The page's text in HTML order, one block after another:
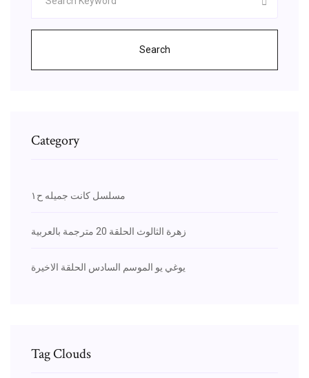
Search
Category
مسلسل كانت جميله ح١
زهرة الثالوث الحلقة 20 مترجمة بالعربية
يوغي يو الموسم السادس الحلقة الاخيرة
Tag Clouds